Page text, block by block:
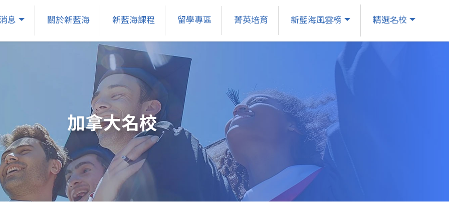
息 關於新藍海 新藍海課程 留學專區 菁英培育 新藍海風雲榜 精選名校
加拿大名校